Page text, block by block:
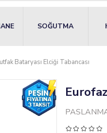
SOĞUTMA
Bataryası Elciği Tabancası